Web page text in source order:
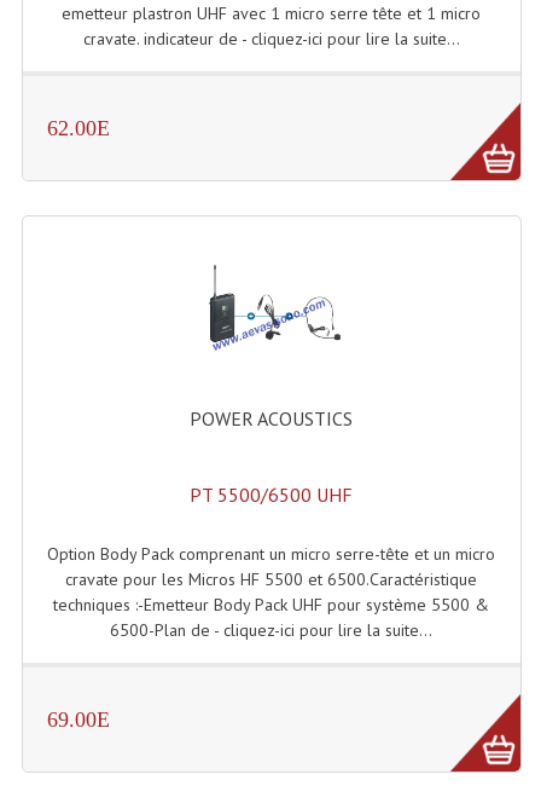
Lecteurs Double Cd MP3
Enregistreur Numérique
Platines Dvd Pour Dj
Platines Cassettes
Microphones Scène Et Studio
Micro Sans Fil HF UHF 800MHZ
Micros De Studio
emetteur plastron UHF avec 1 micro serre tête et 1 micro
cravate. indicateur de - cliquez-ici pour lire la suite...
62.00E
POWER ACOUSTICS
PT 5500/6500 UHF
Option Body Pack comprenant un micro serre-tête et un micro
cravate pour les Micros HF 5500 et 6500.Caractéristique
techniques :-Emetteur Body Pack UHF pour système 5500 &
6500-Plan de - cliquez-ici pour lire la suite...
69.00E